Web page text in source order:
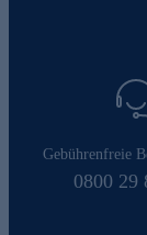
Gebührenfreie
0800 29